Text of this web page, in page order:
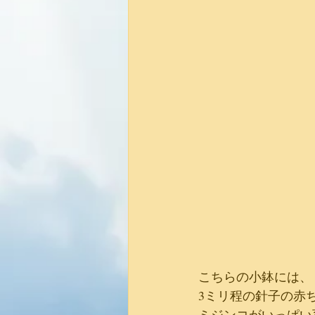
こちらの小鉢には、
3ミリ程の針子の赤